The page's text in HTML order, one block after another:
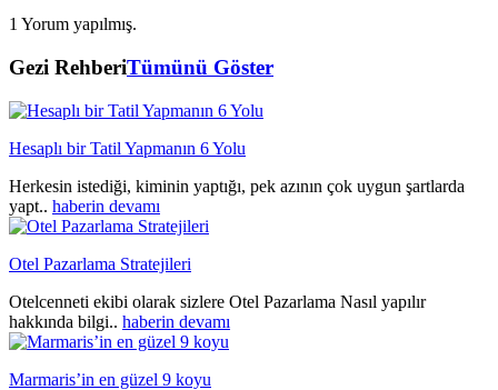
1 Yorum yapılmış.
Gezi RehberiTümünü Göster
Hesaplı bir Tatil Yapmanın 6 Yolu
Herkesin istediği, kiminin yaptığı, pek azının çok uygun şartlarda
yapt.. haberin devamı
Otel Pazarlama Stratejileri
Otelcenneti ekibi olarak sizlere Otel Pazarlama Nasıl yapılır
hakkında bilgi.. haberin devamı
Marmaris’in en güzel 9 koyu